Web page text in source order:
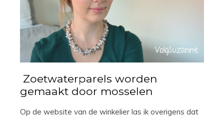
Zoetwaterparels worden
gemaakt door mosselen
Op de website van de winkelier las ik overigens dat